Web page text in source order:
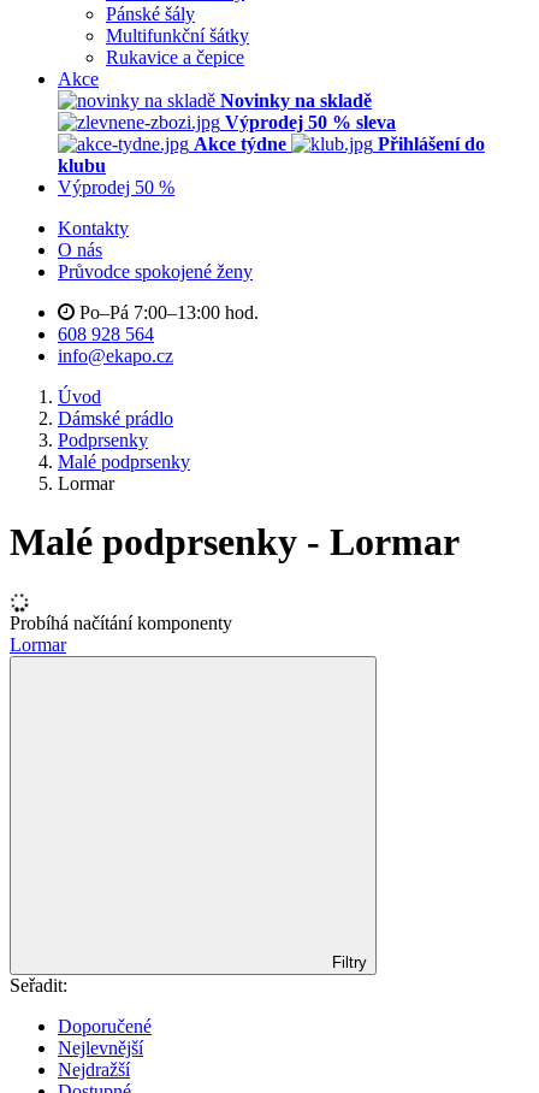
Pánské šály
Multifunkční šátky
Rukavice a čepice
Akce
Novinky na skladě
Výprodej 50 % sleva
Akce týdne
Přihlášení do
klubu
Výprodej 50 %
Kontakty
O nás
Průvodce spokojené ženy
Po–Pá 7:00–13:00 hod.
608 928 564
info@ekapo.cz
Úvod
Dámské prádlo
Podprsenky
Malé podprsenky
Lormar
Malé podprsenky - Lormar
Probíhá načítání komponenty
Lormar
Filtry
Seřadit:
Doporučené
Nejlevnější
Nejdražší